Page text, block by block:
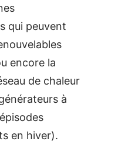
qui peuvent
encore la
de chaleur
à
en hiver).